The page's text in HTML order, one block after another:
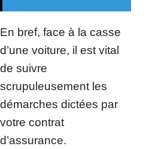
En bref, face à la casse
d’une voiture, il est vital
de suivre
scrupuleusement les
démarches dictées par
votre contrat
d’assurance.